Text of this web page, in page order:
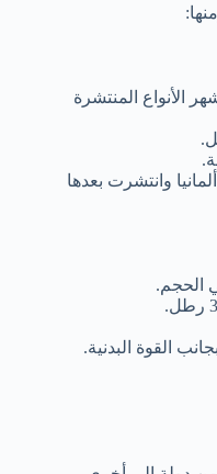
الأنواع المنتشرة
وانتشرت بعدها
الحجم.
القوة البدنية.